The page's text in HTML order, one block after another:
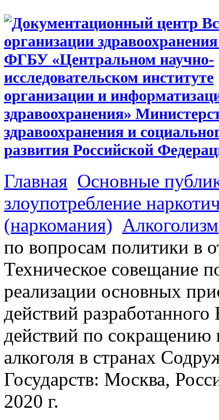
Главная Основные
злоупотребление
(наркомания) Алкоголизм
по вопросам политики в
Техническое совещание
реализации основных
действий
действий по сокращению
алкоголя в странах
Государств: Москва,
2020 г.